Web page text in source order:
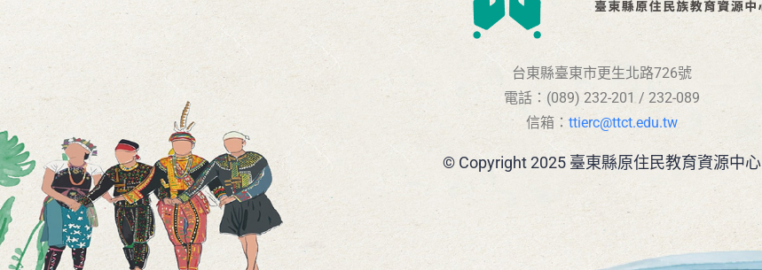
台東縣臺東市更生北路726號
電話：(089) 232-201 / 232-089
信箱：ttierc@ttct.edu.tw
© Copyright 2025 臺東縣原住民教育資源中心